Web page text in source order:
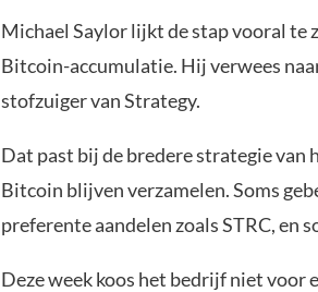
Michael Saylor lijkt de stap vooral te
Bitcoin-accumulatie. Hij verwees
stofzuiger van Strategy.
Dat past bij de bredere strategie
Bitcoin blijven verzamelen. Soms
preferente aandelen zoals STRC, en
Deze week koos het bedrijf niet voor